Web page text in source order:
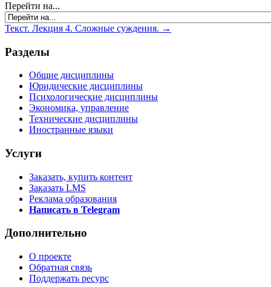
Перейти на...
Текст. Лекция 4. Сложные суждения. →
Разделы
Общие дисциплины
Юридические дисциплины
Психологические дисциплины
Экономика, управление
Технические дисциплины
Иностранные языки
Услуги
Заказать, купить контент
Заказать LMS
Реклама образования
Написать в Telegram
Дополнительно
О проекте
Обратная связь
Поддержать ресурс